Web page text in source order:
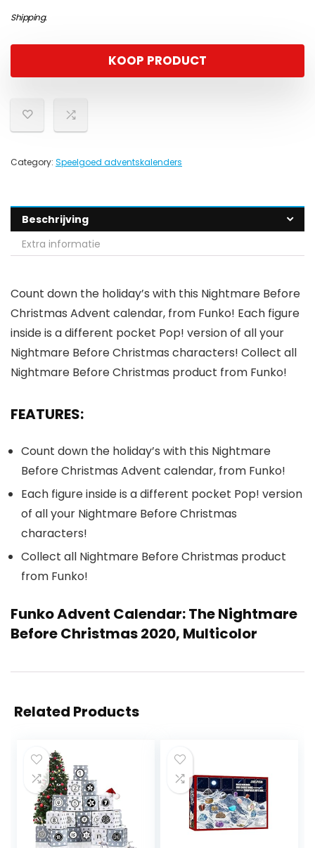
Shipping.
KOOP PRODUCT
Category: Speelgoed adventskalenders
Beschrijving
Extra informatie
Count down the holiday’s with this Nightmare Before
Christmas Advent calendar, from Funko! Each figure
inside is a different pocket Pop! version of all your
Nightmare Before Christmas characters! Collect all
Nightmare Before Christmas product from Funko!
FEATURES:
Count down the holiday’s with this Nightmare
Before Christmas Advent calendar, from Funko!
Each figure inside is a different pocket Pop! version
of all your Nightmare Before Christmas
characters!
Collect all Nightmare Before Christmas product
from Funko!
Funko Advent Calendar: The Nightmare
Before Christmas 2020, Multicolor
Related Products